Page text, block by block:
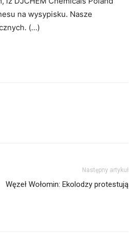
na wysypisku. Nasze
(…)
Następny artykuł
Węzeł Wołomin: Ekolodzy protestują